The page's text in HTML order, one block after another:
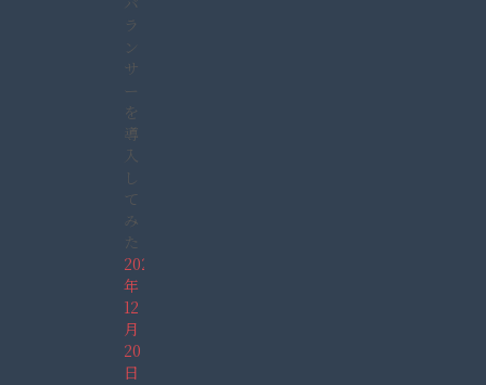
ラ
ン
サ
ー
を
導
入
し
て
み
た
2021
年
12
月
20
日